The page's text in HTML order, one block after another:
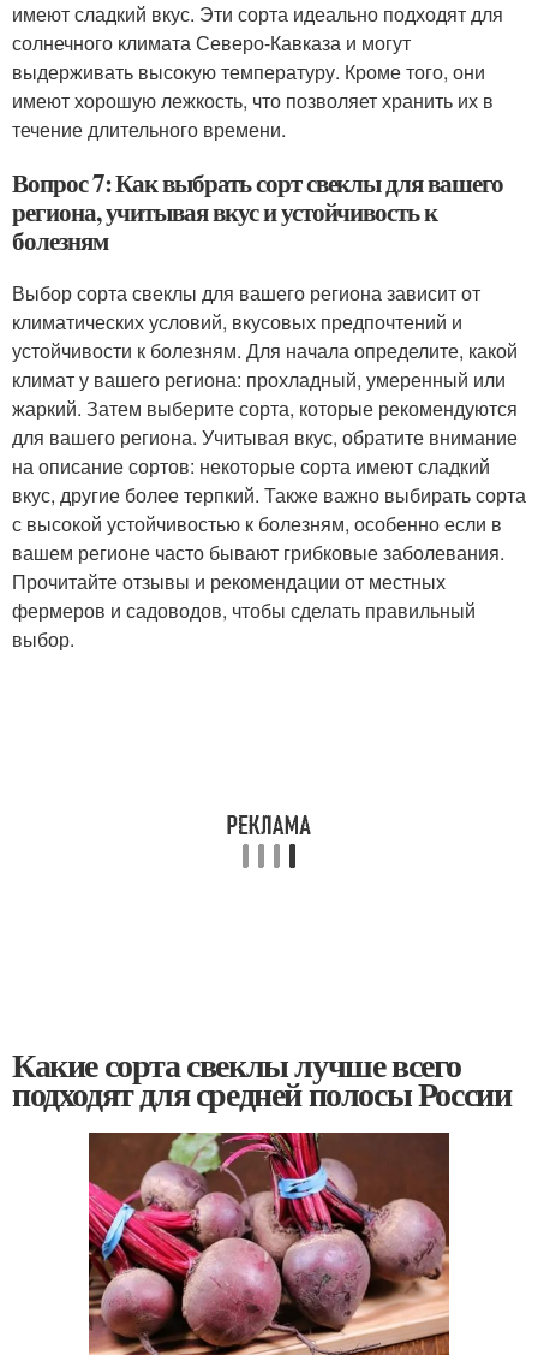
имеют сладкий вкус. Эти сорта идеально подходят для
солнечного климата Северо-Кавказа и могут
выдерживать высокую температуру. Кроме того, они
имеют хорошую лежкость, что позволяет хранить их в
течение длительного времени.
Вопрос 7: Как выбрать сорт свеклы для вашего
региона, учитывая вкус и устойчивость к
болезням
Выбор сорта свеклы для вашего региона зависит от
климатических условий, вкусовых предпочтений и
устойчивости к болезням. Для начала определите, какой
климат у вашего региона: прохладный, умеренный или
жаркий. Затем выберите сорта, которые рекомендуются
для вашего региона. Учитывая вкус, обратите внимание
на описание сортов: некоторые сорта имеют сладкий
вкус, другие более терпкий. Также важно выбирать сорта
с высокой устойчивостью к болезням, особенно если в
вашем регионе часто бывают грибковые заболевания.
Прочитайте отзывы и рекомендации от местных
фермеров и садоводов, чтобы сделать правильный
выбор.
Какие сорта свеклы лучше всего
подходят для средней полосы России